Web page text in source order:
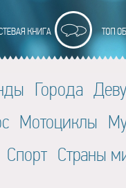
Города
Мотоциклы
Спорт Страны